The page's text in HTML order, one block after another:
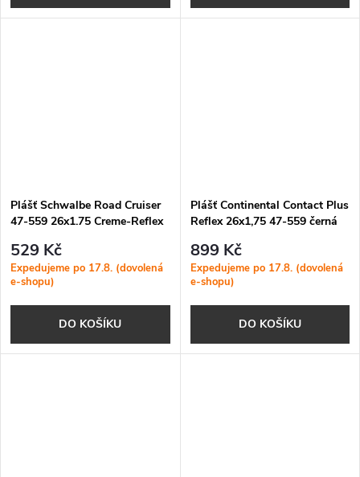
Plášť Schwalbe Road Cruiser
47-559 26x1.75 Creme-Reflex
529 Kč
Expedujeme po 17.8. (dovolená
e-shopu)
DO KOŠÍKU
Plášť Continental Contact Plus
Reflex 26x1,75 47-559 černá
899 Kč
Expedujeme po 17.8. (dovolená
e-shopu)
DO KOŠÍKU